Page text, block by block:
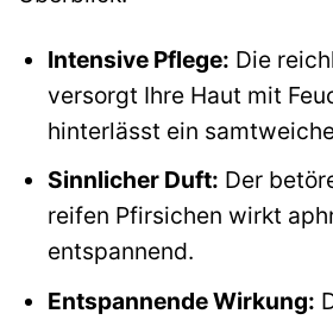
Intensive Pflege: Die
versorgt Ihre Haut mit
hinterlässt ein
Sinnlicher Duft: Der
reifen Pfirsichen wirkt
entspannend.
Entspannende Wirkung: